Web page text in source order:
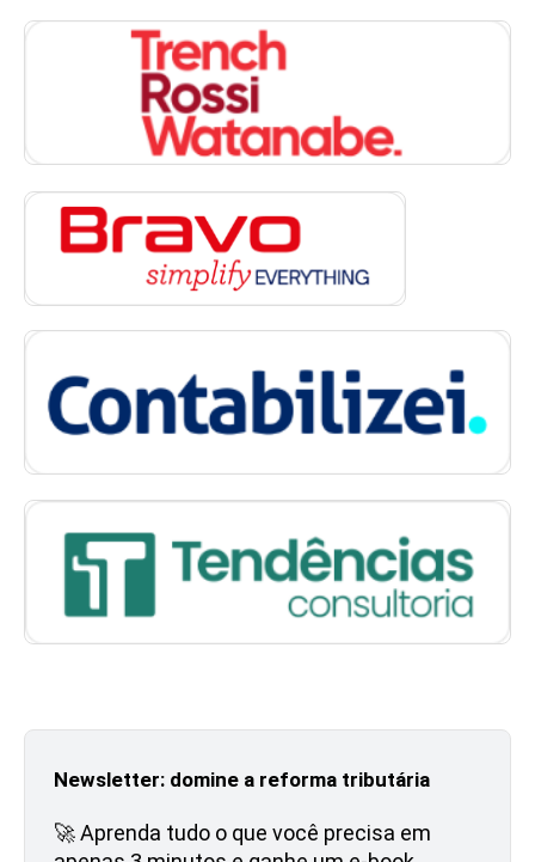
Newsletter: domine a reforma tributária
🚀 Aprenda tudo o que você precisa em